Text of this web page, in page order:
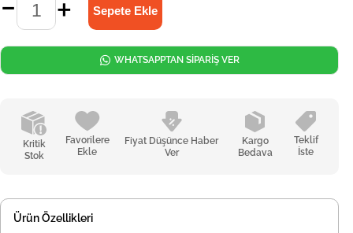
Kritik
Stok
Favorilere
Ekle
Fiyat Düşünce Haber
Ver
Kargo
Bedava
Teklif
İste
WHATSAPPTAN SİPARİŞ VER
Ürün Özellikleri